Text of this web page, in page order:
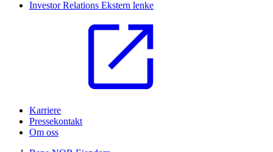
Investor Relations Ekstern lenke
Karriere
Pressekontakt
Om oss